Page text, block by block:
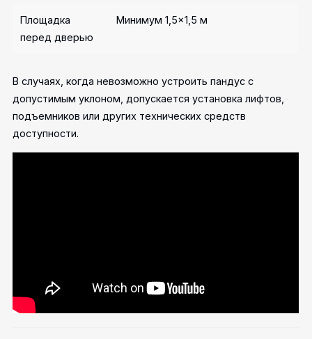
Площадка
перед дверью
Минимум 1,5×1,5 м
В случаях, когда невозможно устроить пандус с
допустимым уклоном, допускается установка лифтов,
подъемников или других технических средств
доступности.